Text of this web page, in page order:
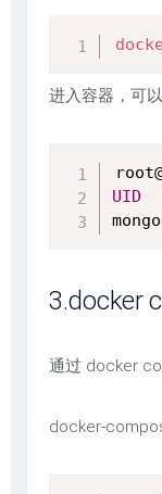
进入容器，可
UID
3.docker
通过 docker
docker-